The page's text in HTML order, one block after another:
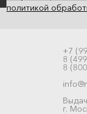
политикой
+7
8
8
г.